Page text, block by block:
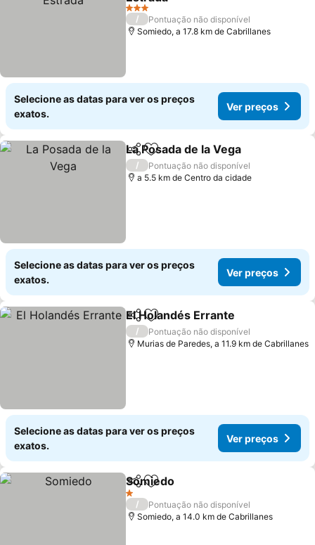
3 Estrelas
/
Pontuação não disponível
Somiedo, a 17.8 km de Cabrillanes
Selecione as datas para ver os preços
exatos.
Ver preços
PartilharAdicionar aos favoritos
La Posada de la Vega
/
Pontuação não disponível
a 5.5 km de Centro da cidade
Selecione as datas para ver os preços
exatos.
Ver preços
PartilharAdicionar aos favoritos
El Holandés Errante
/
Pontuação não disponível
Murias de Paredes, a 11.9 km de Cabrillanes
Selecione as datas para ver os preços
exatos.
Ver preços
PartilharAdicionar aos favoritos
Somiedo
1 Estrelas
/
Pontuação não disponível
Somiedo, a 14.0 km de Cabrillanes